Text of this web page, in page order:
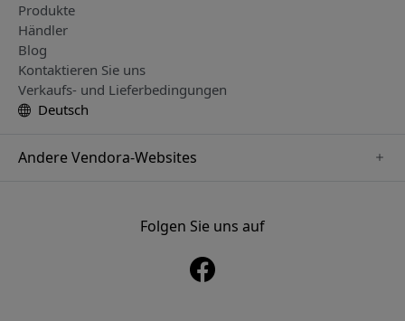
Produkte
Händler
Blog
Kontaktieren Sie uns
Verkaufs- und Lieferbedingungen
Deutsch
Andere Vendora-Websites
Folgen Sie uns auf